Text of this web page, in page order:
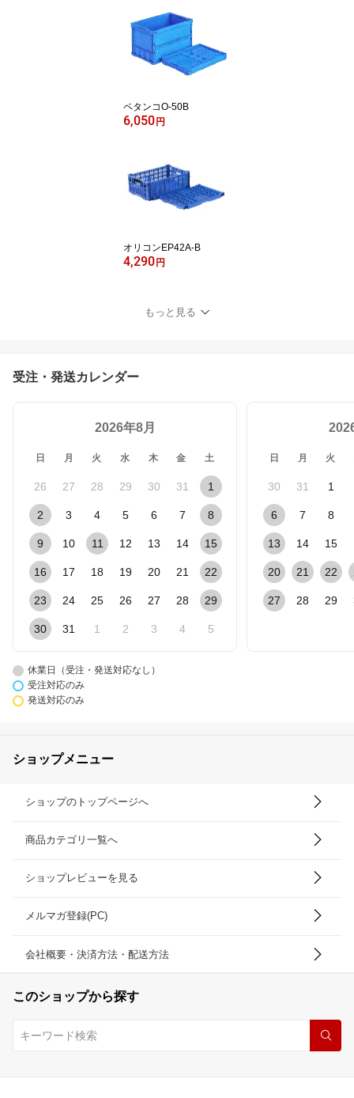
ペタンコO-50B
6,050 円
オリコンEP42A-B
4,290 円
もっと見る
受注・発送カレンダー
2026年8月
日 月 火 水 木 金 土
26 27 28 29 30 31 1
2 3 4 5 6 7 8
9 10 11 12 13 14 15
16 17 18 19 20 21 22
23 24 25 26 27 28 29
30 31 1 2 3 4 5
日 月 火
30 31 1
6 7 8
13 14 15
20 21 22
27 28 29
休業日（受注・発送対応なし）
受注対応のみ
発送対応のみ
ショップメニュー
ショップのトップページへ
商品カテゴリ一覧へ
ショップレビューを見る
メルマガ登録(PC)
会社概要・決済方法・配送方法
このショップから探す